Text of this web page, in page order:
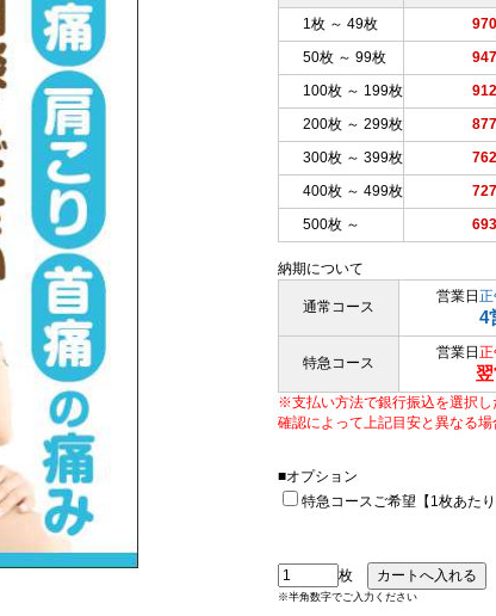
1枚 ～ 49枚
50枚 ～ 99枚
100枚 ～ 199枚
200枚 ～ 299枚
300枚 ～ 399枚
400枚 ～ 499枚
500枚 ～
納期について
通常コース
営業日 正
4
特急コース
営業日 正
※支払い方法で銀行振込を選択
確認によって上記目安と異なる場
■オプション
特急コースご希望【1枚あた
枚
※半角数字でご入力ください